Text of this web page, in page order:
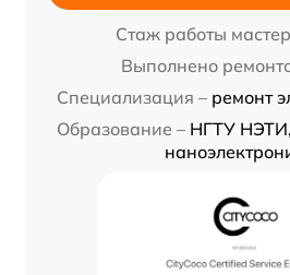
Стаж работы
Выполнено
Специализация – ремонт
Образование – НГТУ